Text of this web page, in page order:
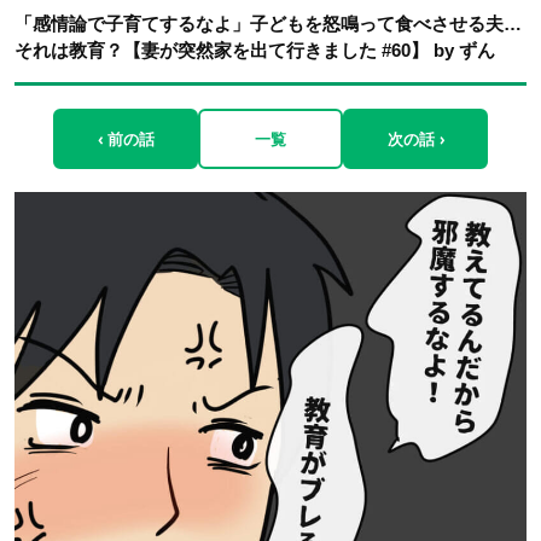
「感情論で子育てするなよ」子どもを怒鳴って食べさせる夫…
それは教育？【妻が突然家を出て行きました #60】 by ずん
‹ 前の話 一覧 次の話 ›